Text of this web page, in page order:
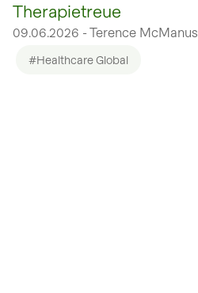
Therapietreue
09.06.2026 - Terence McManus
#Healthcare Global